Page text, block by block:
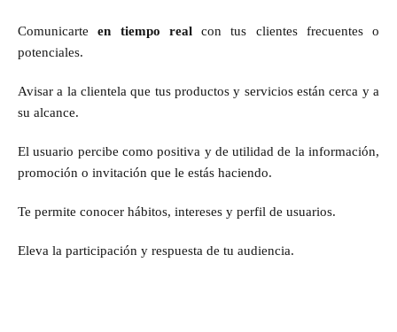
Comunicarteen tiempo realcon tus clientes frecuentes o
potenciales.
Avisar a la clientela que tus productos y servicios están cerca y a
su alcance.
El usuario percibe como positiva y de utilidad de la información,
promoción o invitación que le estás haciendo.
Te permite conocer hábitos, intereses y perfil de usuarios.
Eleva la participación y respuesta de tu audiencia.